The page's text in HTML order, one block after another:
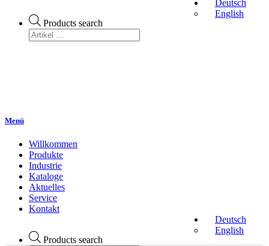
Products search
Deutsch
English
Menü
Willkommen
Produkte
Industrie
Kataloge
Aktuelles
Service
Kontakt
Products search
Deutsch
English